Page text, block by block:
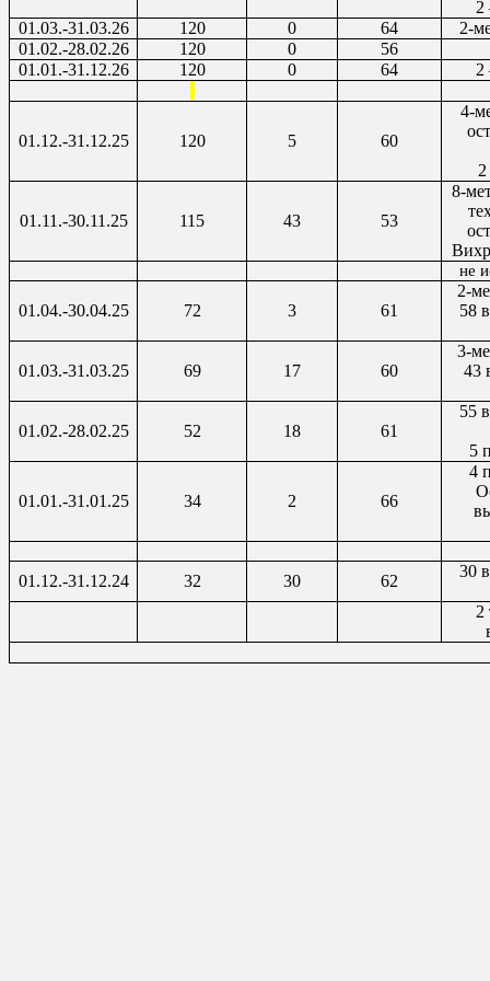
2
01.03.-31.03.26
120 0 64
2-
01.02.-28.02.26
120 0
56
01.01.-31.12.26
120 0 64 2
01.12.-31.12.25 120 5 60
4-
01.11.-30.11.25 115 43 53
8-
не
01.04.-30.04.25 72 3 61
2-
58
01.03.-31.03.25 69 17 60
3-
43
01.02.-28.02.25 52 18 61
55
5
01.01.-31.01.25 34 2 66
4
01.12.-31.12.24 32 30 62
30
2